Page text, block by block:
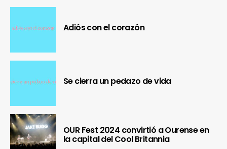
Adiós con el corazón
Se cierra un pedazo de vida
OUR Fest 2024 convirtió a Ourense en
la capital del Cool Britannia